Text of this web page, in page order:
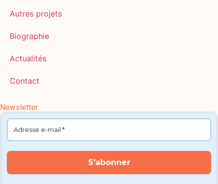
Autres projets
Biographie
Actualités
Contact
Newsletter